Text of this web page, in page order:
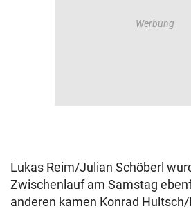
Lukas Reim/Julian Schöberl
Zwischenlauf am Samstag
anderen kamen Konrad